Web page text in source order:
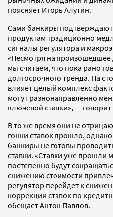
поясняет Игорь Алутин.
Сами банкиры
продуктам традиционно
сигналы регулятора и
«Несмотря на произошедшее
мы считаем, что пока рано
долгосрочного тренда. На
влияет целый комплекс
могут разнонаправленно
ключевой ставки», —
В то же время они не
гонки ставок прошло,
банкиры не готовы
ставки. «Ставки уже прошли
постепенно будут
снижению стоимости
регулятор перейдет к
коррекции ставок по
обещает Антон Павлов.